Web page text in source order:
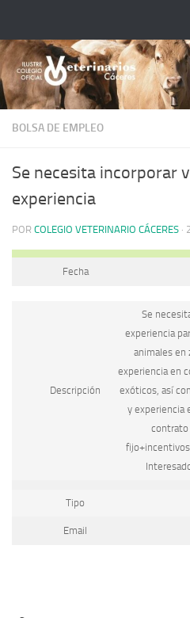
BOLSA DE EMPLEO
Se necesita incorporar
experiencia
POR COLEGIO VETERINARIO CÁCERES ·
Fecha
Descripción
Se
experiencia
animales en
experiencia en
exóticos, así
y experiencia
contrato
Tipo
Email